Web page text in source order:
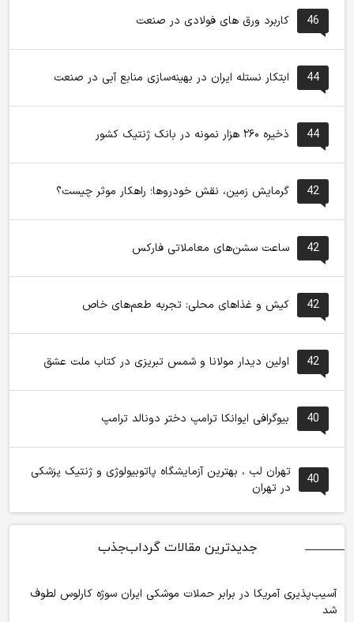
46 کاربرد ورق های فولادی در صنعت
44 ابتکار نستله ایران در بهینه‌سازی منابع آبی در صنعت
44 ذخیره ۲۶۰ هزار نمونه در بانک ژنتیک کشور
42 گرمایش زمین، نقش خودروها؛ راهکار موثر چیست؟
42 ساعت سشن‌های معاملاتی فارکس
42 کیش و غذاهای محلی: تجربه طعم‌های خاص
42 اولین دیدار مولانا و شمس تبریزی در کتاب ملت عشق
40 بیوگرافی ایوانکا ترامپ دختر دونالد ترامپ
40
تهران لب ، بهترین آزمایشگاه پاتوبیولوژی و ژنتیک پزشکی
در تهران
جدیدترین مقالات گرداب‌جذب
آسیب‌پذیری آمریکا در برابر حملات موشکی ایران سوژه کارلوس لطوف
شد